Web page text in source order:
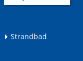
Strandbad